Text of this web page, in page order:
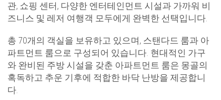
관, 쇼핑 센터, 다양한 엔터테인먼트 시설과 가까워 비
즈니스 및 레저 여행객 모두에게 완벽한 선택입니다.
총 70개의 객실을 보유하고 있으며, 스탠다드 룸과 아
파트먼트 룸으로 구성되어 있습니다. 현대적인 가구
와 완비된 주방 시설을 갖춘 아파트먼트 룸은 몽골의
혹독하고 추운 기후에 적합한 바닥 난방을 제공합니
다.